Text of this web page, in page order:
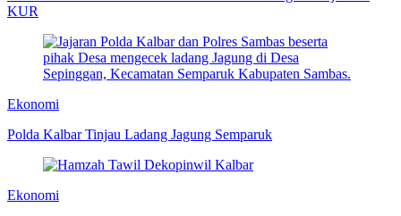
KUR
Ekonomi
Polda Kalbar Tinjau Ladang Jagung Semparuk
Ekonomi